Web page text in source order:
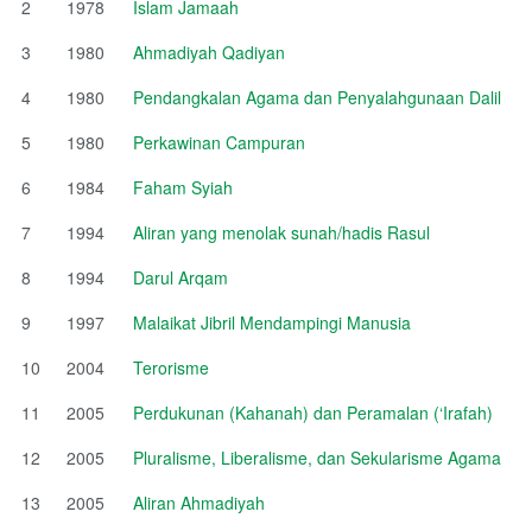
2
1978
Islam Jamaah
3
1980
Ahmadiyah Qadiyan
4
1980
Pendangkalan Agama dan Penyalahgunaan Dalil
5
1980
Perkawinan Campuran
6
1984
Faham Syiah
7
1994
Aliran yang menolak sunah/hadis Rasul
8
1994
Darul Arqam
9
1997
Malaikat Jibril Mendampingi Manusia
10
2004
Terorisme
11
2005
Perdukunan (Kahanah) dan Peramalan (‘Irafah)
12
2005
Pluralisme, Liberalisme, dan Sekularisme Agama
13
2005
Aliran Ahmadiyah